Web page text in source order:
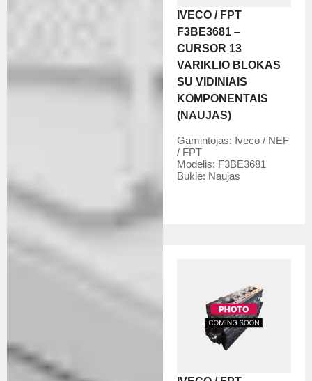
IVECO / FPT
F3BE3681 –
CURSOR 13
VARIKLIO BLOKAS
SU VIDINIAIS
KOMPONENTAIS
(NAUJAS)
Gamintojas: Iveco / NEF
/ FPT
Modelis: F3BE3681
Būklė: Naujas